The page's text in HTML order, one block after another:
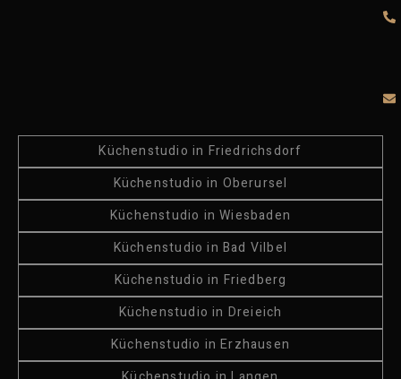
Küchenstudio in Friedrichsdorf
Küchenstudio in Oberursel
Küchenstudio in Wiesbaden
Küchenstudio in Bad Vilbel
Küchenstudio in Friedberg
Küchenstudio in Dreieich
Küchenstudio in Erzhausen